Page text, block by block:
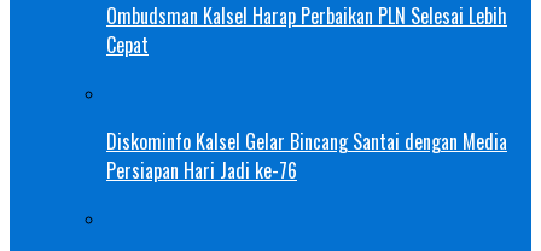
Ombudsman Kalsel Harap Perbaikan PLN Selesai Lebih
Cepat
Diskominfo Kalsel Gelar Bincang Santai dengan Media
Persiapan Hari Jadi ke-76